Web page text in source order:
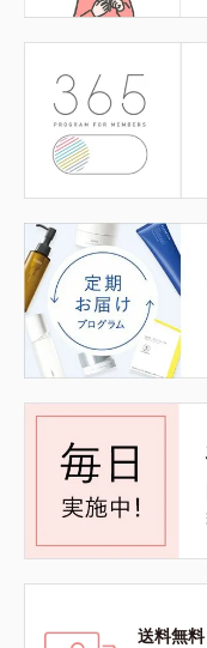
送料無料